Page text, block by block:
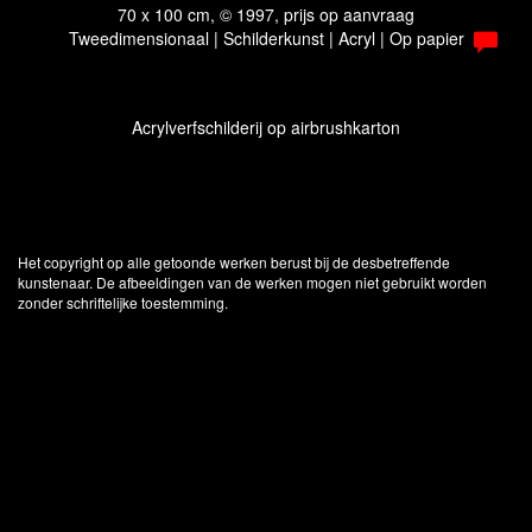
70 x 100 cm, © 1997, prijs op aanvraag
Tweedimensionaal | Schilderkunst | Acryl | Op papier
Acrylverfschilderij op airbrushkarton
Het copyright op alle getoonde werken berust bij de desbetreffende
kunstenaar. De afbeeldingen van de werken mogen niet gebruikt worden
zonder schriftelijke toestemming.